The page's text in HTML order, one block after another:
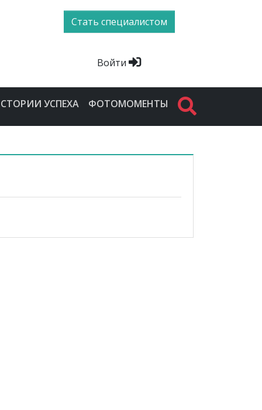
Стать специалистом
Войти
УСПЕХА ФОТОМОМЕНТЫ